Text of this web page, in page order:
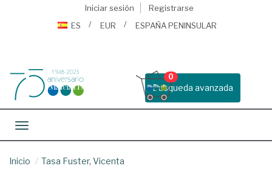
Iniciar sesión
Registrarse
ES
EUR ESPAÑA PENINSULAR
Busqueda avanzada
0
Toggle navigation
Inicio Tasa Fuster, Vicenta